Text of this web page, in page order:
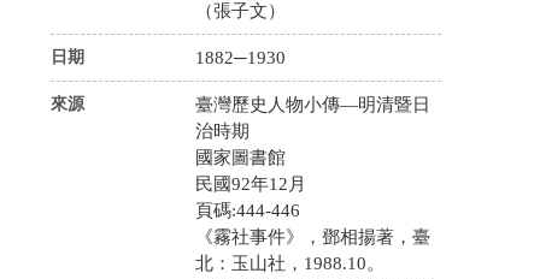
（張子文）
日期 1882─1930
來源
臺灣歷史人物小傳—明清暨日
治時期
國家圖書館
民國92年12月
頁碼:444-446
《霧社事件》，鄧相揚著，臺
北：玉山社，1988.10。